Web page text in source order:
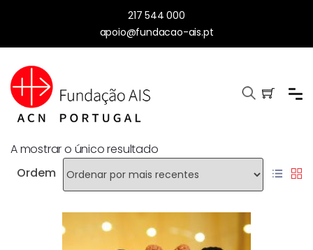
217 544 000
apoio@fundacao-ais.pt
A mostrar o único resultado
Ordem